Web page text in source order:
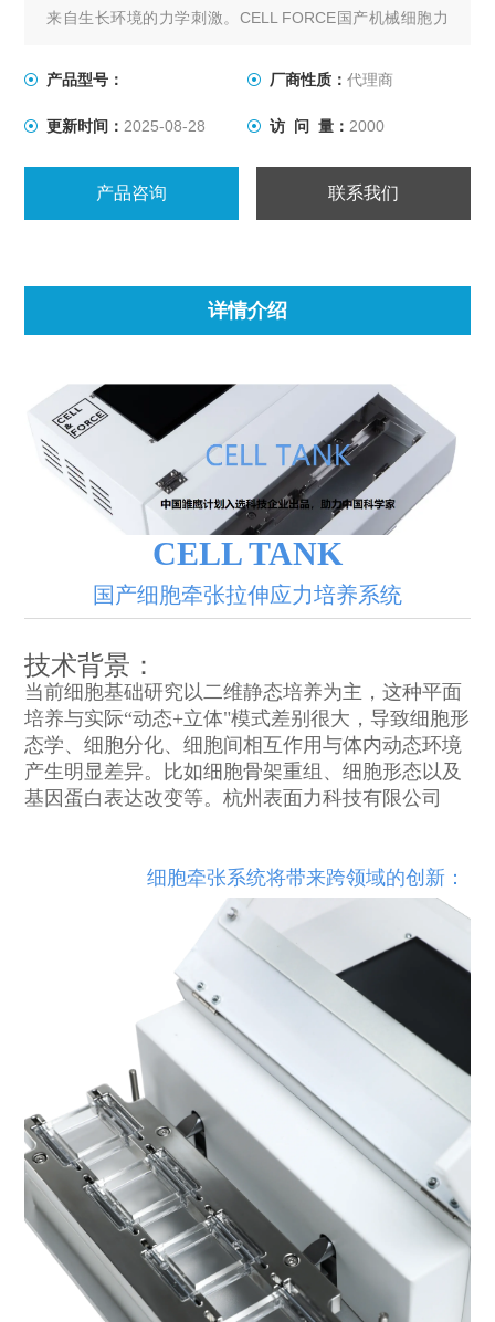
来自生长环境的力学刺激。CELL FORCE国产机械细胞力
人员分析各种细胞培养应用中的拉伸负荷的生化变化，包
产品型号： 厂商性质： 代理商
更新时间： 2025-08-28 访 问 量： 2000
产品咨询 联系我们
详情介绍
CELL TANK
国产细胞牵张拉伸应力培养系统
技术背景：
当前细胞基础研究以二维静态培养为主，这种平面
培养与实际“动态+立体"模式差别很大，导致细胞形
态学、细胞分化、细胞间相互作用与体内动态环境
产生明显差异。比如细胞骨架重组、细胞形态以及
基因蛋白表达改变等。杭州表面力科技有限公司
细胞牵张系统将带来跨领域的创新：